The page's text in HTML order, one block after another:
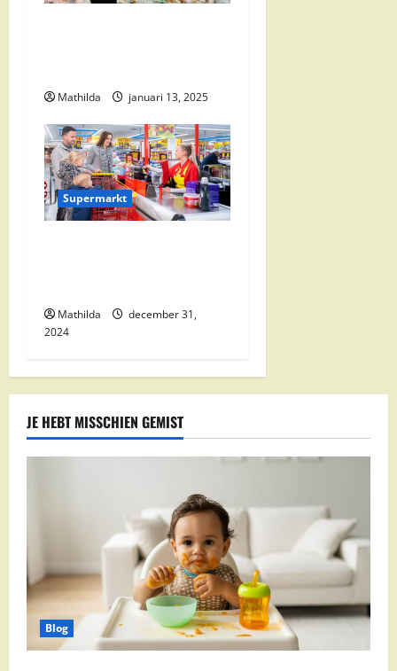
Mathilda januari 13, 2025
Supermarkt
Mathilda
december 31,
2024
JE HEBT MISSCHIEN GEMIST
Blog